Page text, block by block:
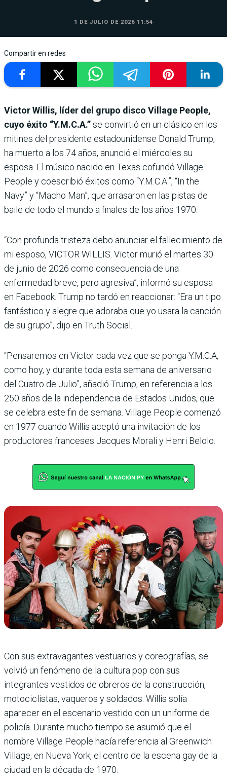
1 DE JULIO DE 2026 11:54
Compartir en redes
Victor Willis, líder del grupo disco Village People,
cuyo éxito “Y.M.C.A.”se convirtió en un clásico en los
mitines del presidente estadounidense Donald Trump,
ha muerto a los 74 años, anunció el miércoles su
esposa. El músico nacido en Texas cofundó Village
People y coescribió éxitos como “Y.M.C.A.”, “In the
Navy” y “Macho Man”, que arrasaron en las pistas de
baile de todo el mundo a finales de los años 1970.
“Con profunda tristeza debo anunciar el fallecimiento de
mi esposo, VICTOR WILLIS. Victor murió el martes 30
de junio de 2026 como consecuencia de una
enfermedad breve, pero agresiva”, informó su esposa
en Facebook. Trump no tardó en reaccionar: “Era un tipo
fantástico y alegre que adoraba que yo usara la canción
de su grupo”, dijo en Truth Social.
“Pensaremos en Victor cada vez que se ponga Y.M.C.A,
como hoy, y durante toda esta semana de aniversario
del Cuatro de Julio”, añadió Trump, en referencia a los
250 años de la independencia de Estados Unidos, que
se celebra este fin de semana. Village People comenzó
en 1977 cuando Willis aceptó una invitación de los
productores franceses Jacques Morali y Henri Belolo.
Con sus extravagantes vestuarios y coreografías, se
volvió un fenómeno de la cultura pop con sus
integrantes vestidos de obreros de la construcción,
motociclistas, vaqueros y soldados. Willis solía
aparecer en el escenario vestido con un uniforme de
policía. Durante mucho tiempo se asumió que el
nombre Village People hacía referencia al Greenwich
Village, en Nueva York, el centro de la escena gay de la
ciudad en la década de 1970.